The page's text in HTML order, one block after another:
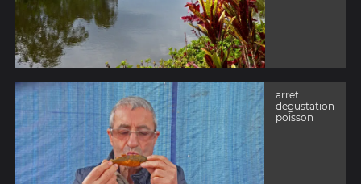
arret
degustation
poisson